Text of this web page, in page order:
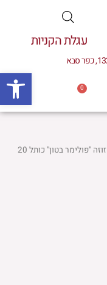
עגלת הקניות
0
עגלת
/ מזוזה "פולימר בטון" כותל 20